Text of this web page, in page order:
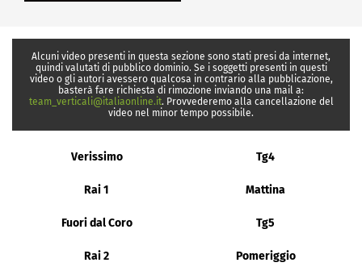
Alcuni video presenti in questa sezione sono stati presi da internet,
quindi valutati di pubblico dominio. Se i soggetti presenti in questi
video o gli autori avessero qualcosa in contrario alla pubblicazione,
basterà fare richiesta di rimozione inviando una mail a:
team_verticali@italiaonline.it. Provvederemo alla cancellazione del
video nel minor tempo possibile.
Verissimo Tg4
Rai 1 Mattina
Fuori dal Coro Tg5
Rai 2 Pomeriggio